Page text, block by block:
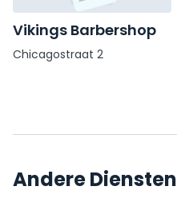
Vikings Barbershop
Chicagostraat 2
Andere Diensten